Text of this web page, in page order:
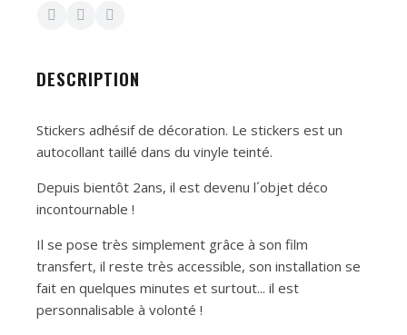
DESCRIPTION
Stickers adhésif de décoration. Le stickers est un
autocollant taillé dans du vinyle teinté.
Depuis bientôt 2ans, il est devenu l´objet déco
incontournable !
Il se pose très simplement grâce à son film
transfert, il reste très accessible, son installation se
fait en quelques minutes et surtout... il est
personnalisable à volonté !